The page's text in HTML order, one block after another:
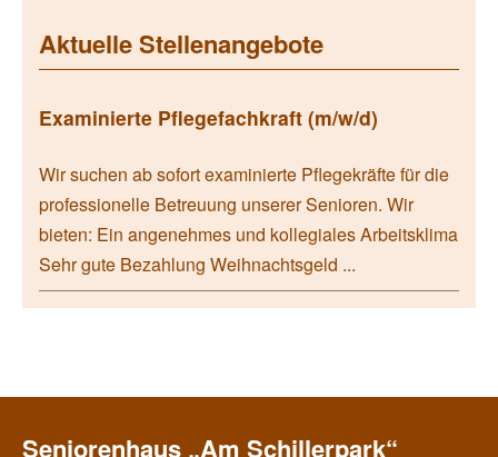
Aktuelle Stellenangebote
Examinierte Pflegefachkraft (m/w/d)
Wir suchen ab sofort examinierte Pflegekräfte für die
professionelle Betreuung unserer Senioren. Wir
bieten: Ein angenehmes und kollegiales Arbeitsklima
Sehr gute Bezahlung Weihnachtsgeld ...
Seniorenhaus „Am Schillerpark“